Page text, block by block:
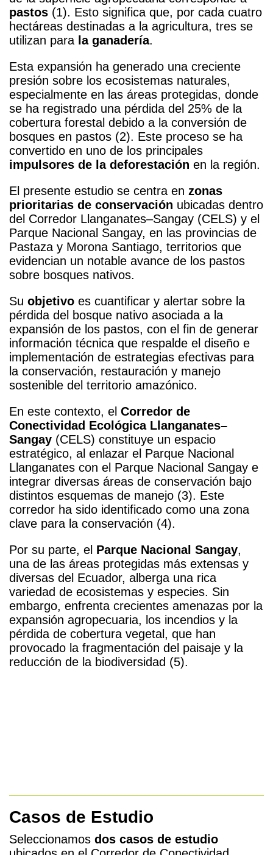
pastos (1). Esto significa que, por cada cuatro
hectáreas destinadas a la agricultura, tres se
utilizan para la ganadería.
Esta expansión ha generado una creciente
presión sobre los ecosistemas naturales,
especialmente en las áreas protegidas, donde
se ha registrado una pérdida del 25% de la
cobertura forestal debido a la conversión de
bosques en pastos (2). Este proceso se ha
convertido en uno de los principales
impulsores de la deforestación en la región.
El presente estudio se centra en zonas
prioritarias de conservación ubicadas dentro
del Corredor Llanganates–Sangay (CELS) y el
Parque Nacional Sangay, en las provincias de
Pastaza y Morona Santiago, territorios que
evidencian un notable avance de los pastos
sobre bosques nativos.
Su objetivo es cuantificar y alertar sobre la
pérdida del bosque nativo asociada a la
expansión de los pastos, con el fin de generar
información técnica que respalde el diseño e
implementación de estrategias efectivas para
la conservación, restauración y manejo
sostenible del territorio amazónico.
En este contexto, el Corredor de
Conectividad Ecológica Llanganates–
Sangay (CELS) constituye un espacio
estratégico, al enlazar el Parque Nacional
Llanganates con el Parque Nacional Sangay e
integrar diversas áreas de conservación bajo
distintos esquemas de manejo (3). Este
corredor ha sido identificado como una zona
clave para la conservación (4).
Por su parte, el Parque Nacional Sangay,
una de las áreas protegidas más extensas y
diversas del Ecuador, alberga una rica
variedad de ecosistemas y especies. Sin
embargo, enfrenta crecientes amenazas por la
expansión agropecuaria, los incendios y la
pérdida de cobertura vegetal, que han
provocado la fragmentación del paisaje y la
reducción de la biodiversidad (5).
Casos de Estudio
Seleccionamos dos casos de estudio